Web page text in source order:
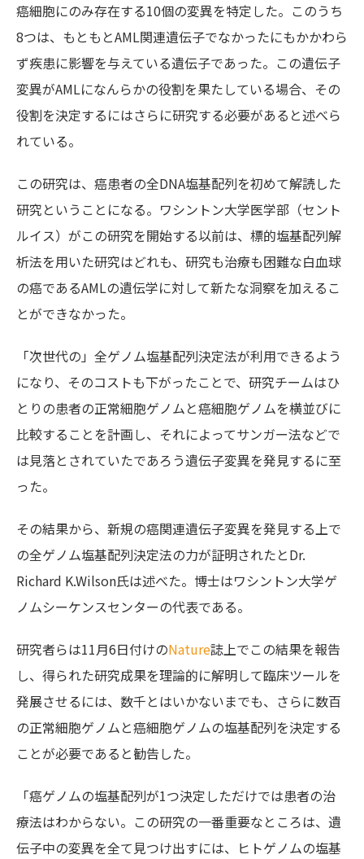
癌細胞にのみ存在する10個の変異を特定した。このうち
8つは、もともとAML関連遺伝子でなかったにもかかわら
ず疾患に影響を与えている遺伝子であった。この遺伝子
変異がAMLになんらかの役割を果たしている場合、その
役割を決定するにはさらに研究する必要があると述べら
れている。
この研究は、癌患者の全DNA塩基配列を初めて解読した
研究ということになる。ワシントン大学医学部（セント
ルイス）がこの研究を開始する以前は、標的塩基配列解
析法を用いた研究はどれも、研究も治療も困難な白血球
の癌であるAMLの遺伝学に対して新たな洞察を加えるこ
とができなかった。
「次世代の」全ゲノム塩基配列決定法が利用できるよう
になり、そのコストも下がったことで、研究チームはひ
とりの患者の正常細胞ゲノムと癌細胞ゲノムを横並びに
比較することを計画し、それによってサンガー法などで
は見落とされていたであろう遺伝子変異を発見するに至
った。
その結果から、新規の癌関連遺伝子変異を発見する上で
の全ゲノム塩基配列決定法の力が証明されたとDr.
Richard K.Wilson氏は述べた。博士はワシントン大学ゲ
ノムシーケンスセンターの代表である。
研究者らは11月6日付けのNature誌上でこの結果を報告
し、得られた研究成果を理論的に解明して臨床ツールを
発展させるには、数千とはいかないまでも、さらに数百
の正常細胞ゲノムと癌細胞ゲノムの塩基配列を決定する
ことが必要であると勧告した。
「癌ゲノムの塩基配列が1つ決定しただけでは患者の治
療法はわからない。この研究の一番重要なところは、遺
伝子中の変異を全て見つけ出すには、ヒトゲノムの塩基